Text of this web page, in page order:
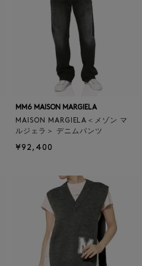
MM6 MAISON MARGIELA
MAISON MARGIELA＜メゾン マ
ルジェラ＞ デニムパンツ
¥92,400